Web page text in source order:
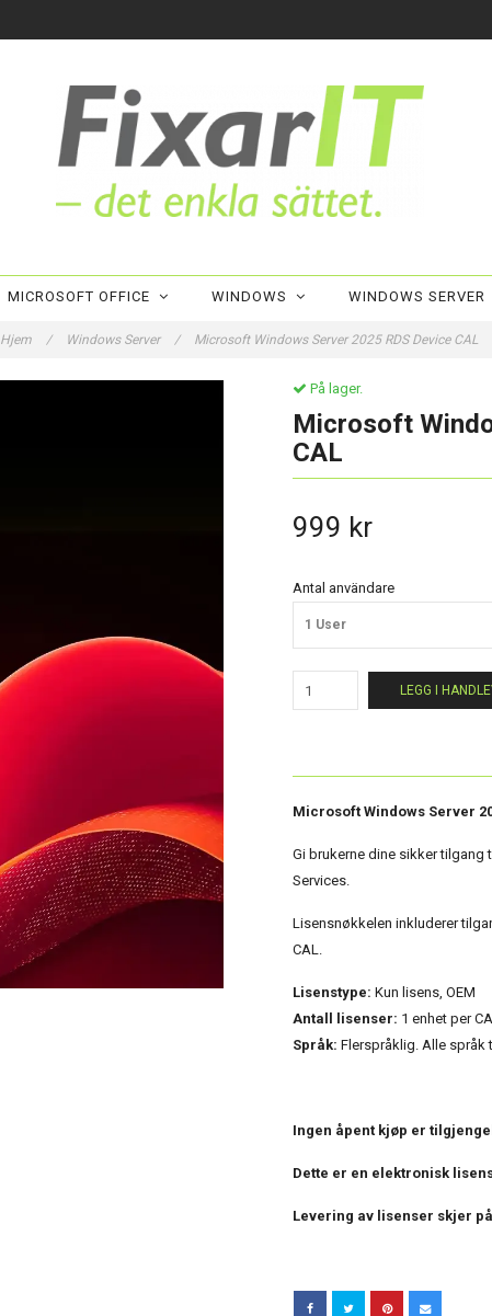
MICROSOFT OFFICE WINDOWS WINDOWS SERVER
Hjem / Windows Server / Microsoft Windows Server 2025 RDS Device CAL
På lager.
Microsoft
CAL
999 kr
Antal användare
1 User
LEGG I
Microsoft Windows Server
Gi brukerne dine sikker tilgang
Services.
Lisensnøkkelen inkluderer
CAL.
Lisenstype: Kun lisens, OEM
Antall lisenser: 1 enhet per
Språk: Flerspråklig. Alle
Ingen åpent kjøp er
Dette er en elektronisk
Levering av lisenser skjer